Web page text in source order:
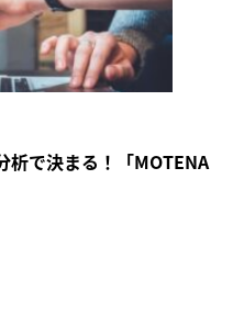
析で決まる！「MOTENA